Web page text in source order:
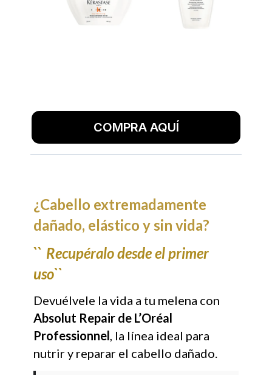
COMPRA AQUÍ
¿Cabello extremadamente
dañado, elástico y sin vida?
`` Recupéralo desde el primer
uso``
Devuélvele la vida a tu melena con
Absolut Repair de L’Oréal
Professionnel, la línea ideal para
nutrir y reparar el cabello dañado.